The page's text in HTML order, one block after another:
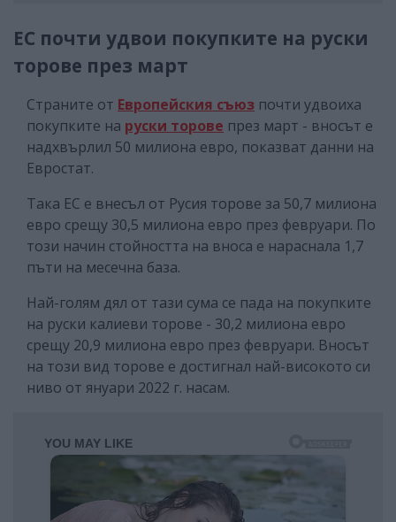
ЕС почти удвои покупките на руски
торове през март
Страните от Европейския съюз почти удвоиха
покупките на руски торове през март - вносът е
надхвърлил 50 милиона евро, показват данни на
Евростат.
Така ЕС е внесъл от Русия торове за 50,7 милиона
евро срещу 30,5 милиона евро през февруари. По
този начин стойността на вноса е нараснала 1,7
пъти на месечна база.
Най-голям дял от тази сума се пада на покупките
на руски калиеви торове - 30,2 милиона евро
срещу 20,9 милиона евро през февруари. Вносът
на този вид торове е достигнал най-високото си
ниво от януари 2022 г. насам.